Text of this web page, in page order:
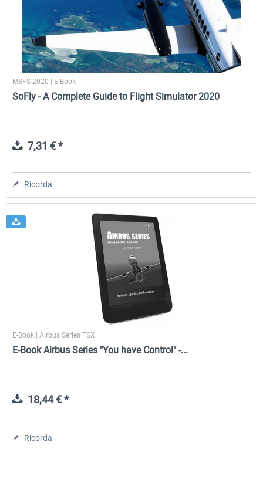
E-Book Airbus Series "You have
Control" -...
SoFly - A Complete Guide to
MSFS 2020 | E-Book
SoFly - A Complete Guide to Flight Simulator 2020
7,31 € *
Ricorda
E-Book | Airbus Series FSX
E-Book Airbus Series "You have Control" -...
18,44 € *
Ricorda